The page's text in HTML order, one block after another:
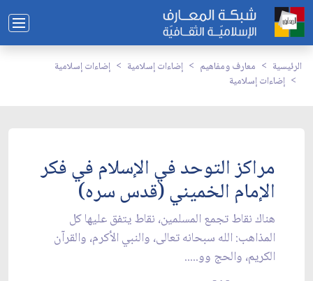
الرئيسية معارف ومفاهيم إضاءات إسلامية
إضاءات إسلامية
إضاءات إسلامية
مراكز التوحد في الإسلام في فكر
الإمام الخميني (قدس سره)
هناك نقاط تجمع المسلمين، نقاط يتفق عليها كل
المذاهب: الله سبحانه تعالى، والنبي الأكرم، والقرآن
الكريم، والحج وو.....